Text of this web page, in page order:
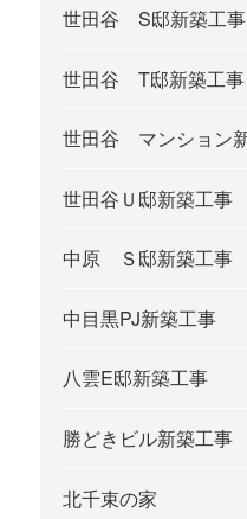
世田谷 S邸新築工事
世田谷 T邸新築工事
世田谷 マンション
世田谷Ｕ邸新築工事
中原 Ｓ邸新築工事
中目黒PJ新築工事
八雲E邸新築工事
勝どきビル新築工事
北千束の家